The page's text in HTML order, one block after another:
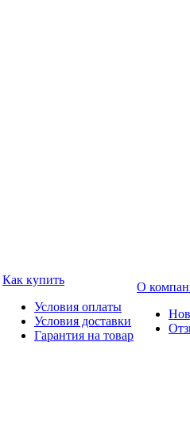
Как купить
Условия оплаты
Условия доставки
Гарантия на товар
О